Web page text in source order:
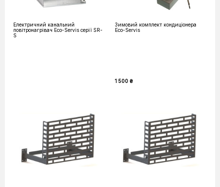
Електричний канальний
повітронагрівач Eco-Servis серії SR-
S
Зимовий комплект кондиціонера
Eco-Servis
1 500 ₴